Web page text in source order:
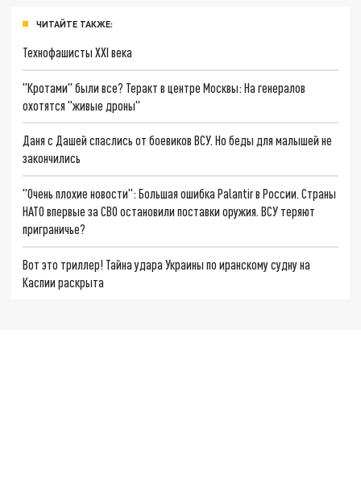
ЧИТАЙТЕ ТАКЖЕ:
Технофашисты XXI века
"Кротами" были все? Теракт в центре Москвы: На генералов
охотятся "живые дроны"
Даня с Дашей спаслись от боевиков ВСУ. Но беды для малышей не
закончились
"Очень плохие новости": Большая ошибка Palantir в России. Страны
НАТО впервые за СВО остановили поставки оружия. ВСУ теряют
приграничье?
Вот это триллер! Тайна удара Украины по иранскому судну на
Каспии раскрыта